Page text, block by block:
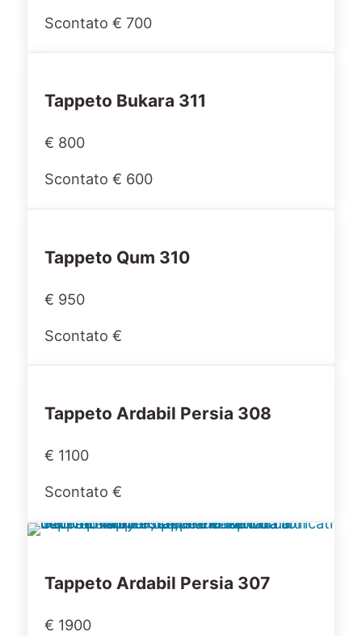
Scontato € 700
Tappeto Bukara 311
€ 800
Scontato € 600
Tappeto Qum 310
€ 950
Scontato €
Tappeto Ardabil Persia 308
€ 1100
Scontato €
Tappeto Ardabil Persia 307
€ 1900